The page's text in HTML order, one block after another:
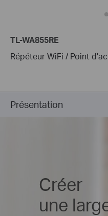
TL-WA855RE
Répéteur WiFi / Point
Présentation
Créer
une